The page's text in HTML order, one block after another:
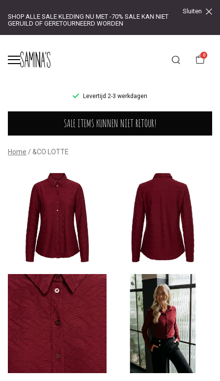
SHOP ALLE SALE KLEDING NU MET -70% SALE KAN NIET
GERUILD OF GERETOURNEERD WORDEN
Sluiten
0
Levertijd 2-3 werkdagen
&CO
LOTTE
Saminas
SALE ITEMS KUNNEN NIET RETOUR!
Home &CO LOTTE